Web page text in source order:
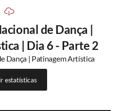
de Dança |
| Dia 6 - Parte 2
Dança | Patinagem Artística
estatísticas